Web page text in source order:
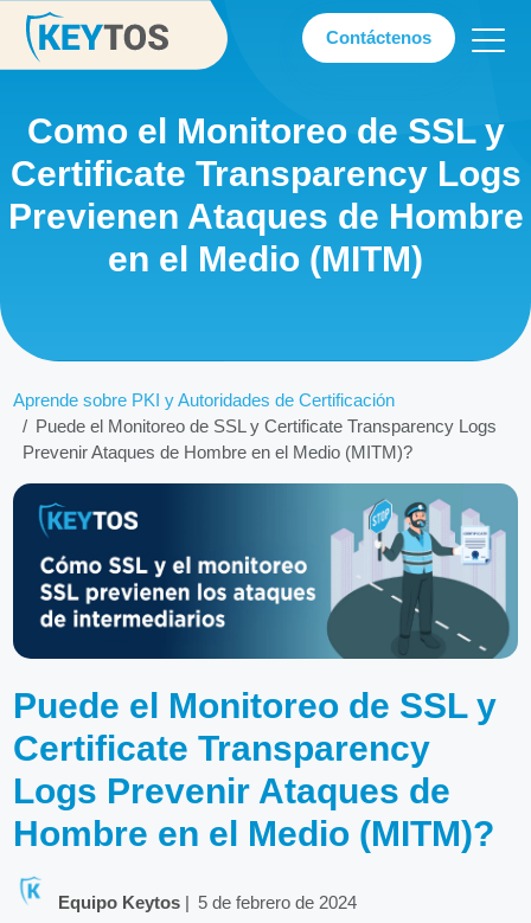
Contáctenos
Como el Monitoreo de SSL y
Certificate Transparency Logs
Previenen Ataques de Hombre
en el Medio (MITM)
Aprende sobre PKI y Autoridades de Certificación
Puede el Monitoreo de SSL y Certificate Transparency Logs
Prevenir Ataques de Hombre en el Medio (MITM)?
Puede el Monitoreo de SSL y
Certificate Transparency
Logs Prevenir Ataques de
Hombre en el Medio (MITM)?
Equipo Keytos| 5 de febrero de 2024